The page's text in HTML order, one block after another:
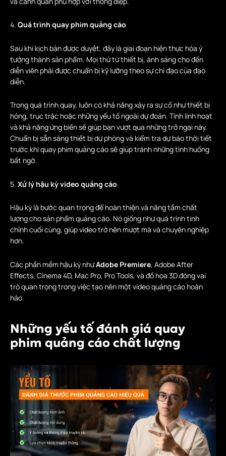
4. Quá trình quay phim quảng cáo
Sau khi kịch bản được duyệt, đây là giai đoạn hiện thực hóa ý
tưởng thành sản phẩm. Mọi thứ từ thiết bị, ánh sáng cho đến
diễn viên phải được chuẩn bị kỹ lưỡng theo sự chỉ đạo của đạo
diễn.
Trong quá trình quay, luôn có khả năng xảy ra sự cố như thiết bị
hỏng, trục trặc hoặc những yếu tố ngoài dự đoán. Tính linh hoạt
và khả năng ứng biến sẽ giúp bạn vượt qua những trở ngại này.
Chuẩn bị sẵn sàng thiết bị dự phòng và kiểm tra dự báo thời tiết
trước khi quay phim quảng cáo sẽ giúp tránh những tình huống
bất ngờ.
5. Xử lý hậu kỳ video quảng cáo
Hậu kỳ là bước quan trọng để hoàn thiện và nâng tầm chất
lượng cho sản phẩm quảng cáo. Nó giống như quá trình tinh
chỉnh cuối cùng, giúp video trở nên mượt mà và chuyên nghiệp
hơn.
Các phần mềm hậu kỳ nhưAdobe Premiere, Adobe After
Effects, Cinema 4D, Mac Pro, Pro Tools, và đồ họa 3D đóng vai
trò quan trọng trong việc tạo nên một video quảng cáo hoàn
hảo.
Những yếu tố đánh giá quay
phim quảng cáo chất lượng